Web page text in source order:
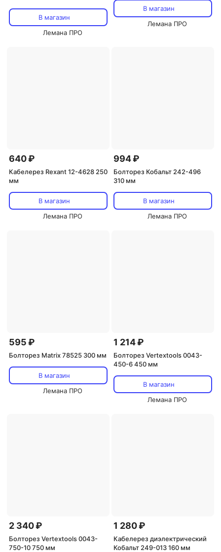
В магазин
Лемана ПРО
В магазин
Лемана ПРО
640 ₽
Кабелерез Rexant 12-4628 250
мм
В магазин
Лемана ПРО
994 ₽
Болторез Кобальт 242-496
310 мм
В магазин
Лемана ПРО
595 ₽
Болторез Matrix 78525 300 мм
В магазин
Лемана ПРО
1 214 ₽
Болторез Vertextools 0043-
450-6 450 мм
В магазин
Лемана ПРО
2 340 ₽
Болторез Vertextools 0043-
750-10 750 мм
1 280 ₽
Кабелерез диэлектрический
Кобальт 249-013 160 мм